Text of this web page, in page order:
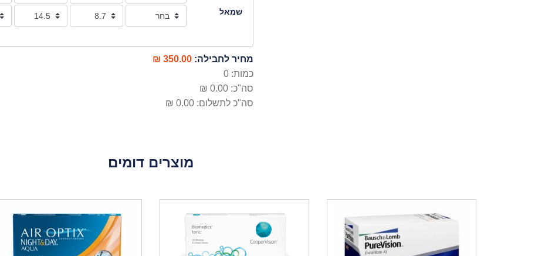
שמאל
מחיר לחבילה: 350.00 ₪
כמות: 0
סה"כ: 0.00 ₪
סה"כ לתשלום: 0.00 ₪
מוצרים דומים